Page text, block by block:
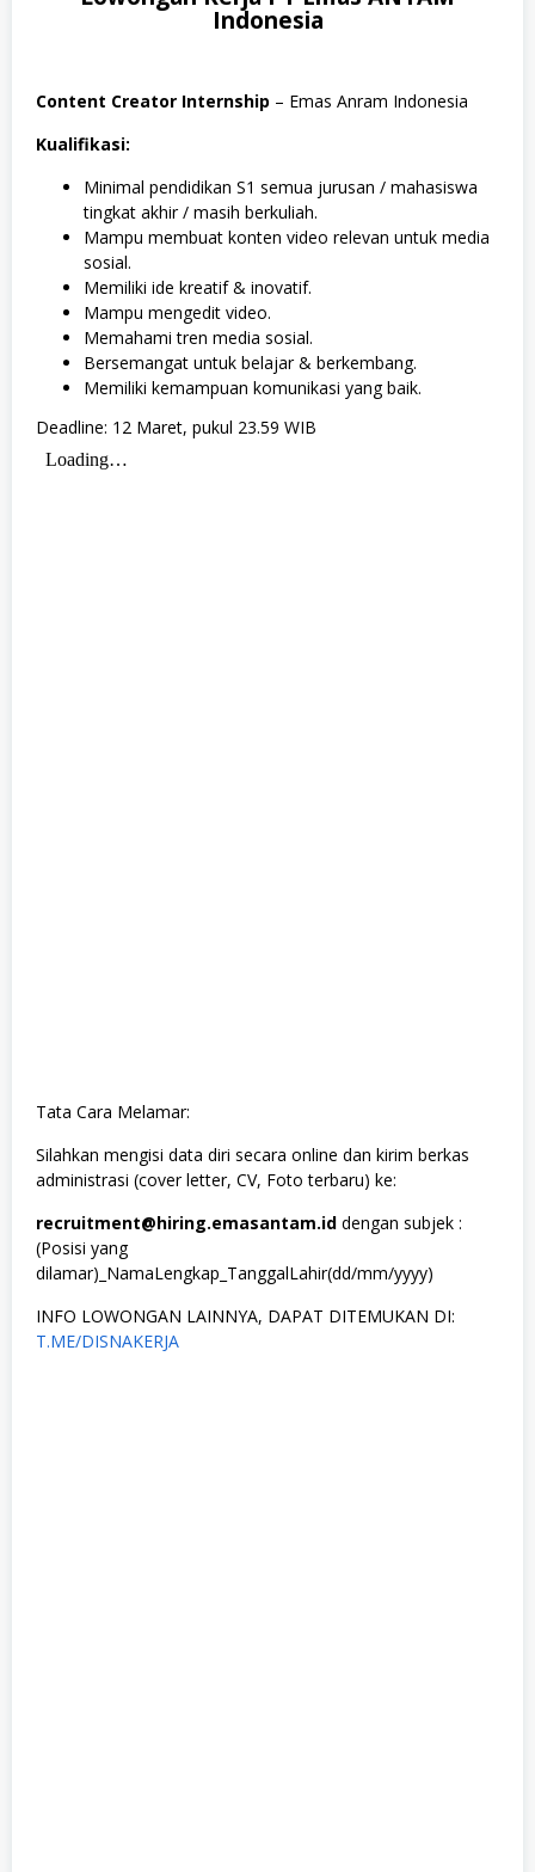
Indonesia
Content Creator Internship – Emas Anram Indonesia
Kualifikasi:
Minimal pendidikan S1 semua jurusan / mahasiswa
tingkat akhir / masih berkuliah.
Mampu membuat konten video relevan untuk media
sosial.
Memiliki ide kreatif & inovatif.
Mampu mengedit video.
Memahami tren media sosial.
Bersemangat untuk belajar & berkembang.
Memiliki kemampuan komunikasi yang baik.
Deadline: 12 Maret, pukul 23.59 WIB
Tata Cara Melamar:
Silahkan mengisi data diri secara online dan kirim berkas
administrasi (cover letter, CV, Foto terbaru) ke:
recruitment@hiring.emasantam.id dengan subjek :
(Posisi yang
dilamar)_NamaLengkap_TanggalLahir(dd/mm/yyyy)
INFO LOWONGAN LAINNYA, DAPAT DITEMUKAN DI:
T.ME/DISNAKERJA